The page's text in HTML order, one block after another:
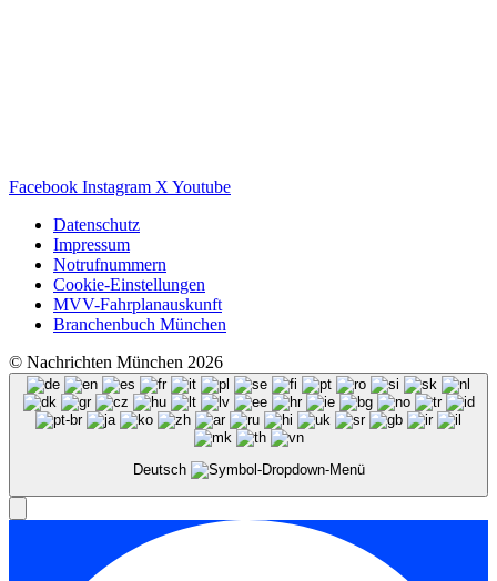
Facebook Instagram X Youtube
Datenschutz
Impressum
Notrufnummern
Cookie-Einstellungen
MVV-Fahrplanauskunft
Branchenbuch München
© Nachrichten München 2026
Deutsch